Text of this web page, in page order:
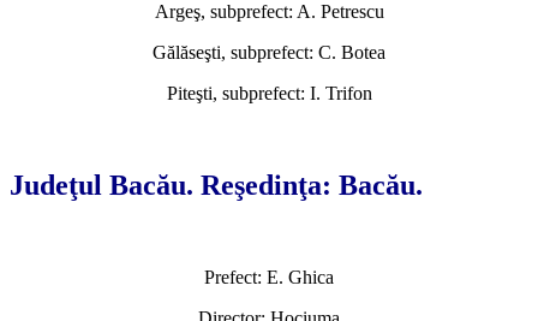
Argeş, subprefect: A. Petrescu
Gălăseşti, subprefect: C. Botea
Piteşti, subprefect: I. Trifon
Judeţul Bacău. Reşedinţa: Bacău.
Prefect: E. Ghica